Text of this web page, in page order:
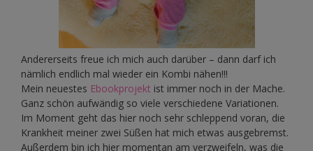
Andererseits freue ich mich auch darüber – dann darf ich
nämlich endlich mal wieder ein Kombi nähen!!!
Mein neuestes Ebookprojekt ist immer noch in der Mache.
Ganz schön aufwändig so viele verschiedene Variationen.
Im Moment geht das hier noch sehr schleppend voran, die
Krankheit meiner zwei Süßen hat mich etwas ausgebremst.
Außerdem bin ich hier momentan am verzweifeln, was die